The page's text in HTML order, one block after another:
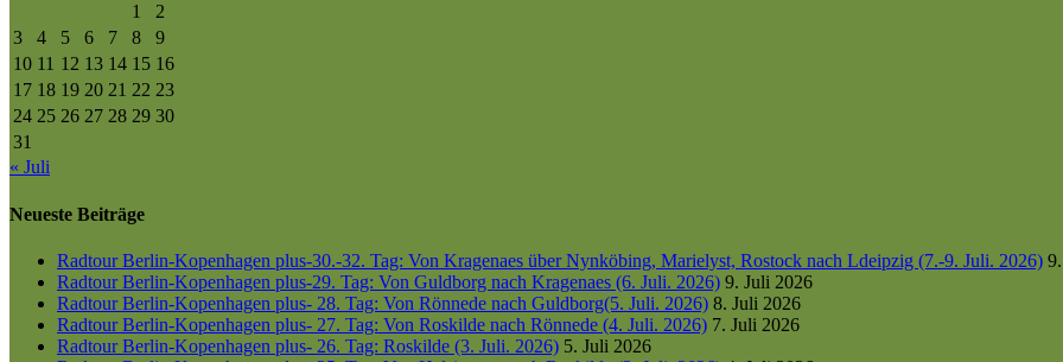
1
2
3
4 5 6 7 8
9
10 11 12 13 14 15 16
17 18 19 20 21 22 23
24 25 26 27 28 29 30
31
« Juli
Neueste Beiträge
Radtour Berlin-Kopenhagen plus-30.-32. Tag: Von Kragenaes über Nynköbing, Marielyst, Rostock nach Ldeipzig (7.-9. Juli. 2026)
Radtour Berlin-Kopenhagen plus-29. Tag: Von Guldborg nach Kragenaes (6. Juli. 2026) 9. Juli 2026
Radtour Berlin-Kopenhagen plus- 28. Tag: Von Rönnede nach Guldborg(5. Juli. 2026) 8. Juli 2026
Radtour Berlin-Kopenhagen plus- 27. Tag: Von Roskilde nach Rönnede (4. Juli. 2026) 7. Juli 2026
Radtour Berlin-Kopenhagen plus- 26. Tag: Roskilde (3. Juli. 2026) 5. Juli 2026